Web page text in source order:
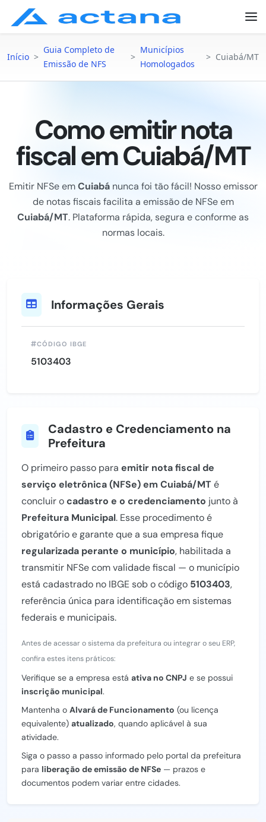
Início >
Guia Completo de
Emissão de NFS
>
Municípios
Homologados
> Cuiabá/MT
Como emitir nota
fiscal em Cuiabá/MT
Emitir NFSe emCuiabánunca foi tão fácil! Nosso emissor
de notas fiscais facilita a emissão de NFSe em
Cuiabá/MT. Plataforma rápida, segura e conforme as
normas locais.
Informações Gerais
CÓDIGO IBGE
5103403
Cadastro e Credenciamento na
Prefeitura
O primeiro passo para emitir nota fiscal de
serviço eletrônica (NFSe) em Cuiabá/MTé
concluir ocadastro e o credenciamento junto à
Prefeitura Municipal. Esse procedimento é
obrigatório e garante que a sua empresa fique
regularizada perante o município, habilitada a
transmitir NFSe com validade fiscal — o município
está cadastrado no IBGE sob o código 5103403,
referência única para identificação em sistemas
federais e municipais.
Antes de acessar o sistema da prefeitura ou integrar o seu ERP,
confira estes itens práticos:
Verifique se a empresa está ativa no CNPJ e se possui
inscrição municipal.
Mantenha o Alvará de Funcionamento (ou licença
equivalente) atualizado, quando aplicável à sua
atividade.
Siga o passo a passo informado pelo portal da prefeitura
para liberação de emissão de NFSe — prazos e
documentos podem variar entre cidades.